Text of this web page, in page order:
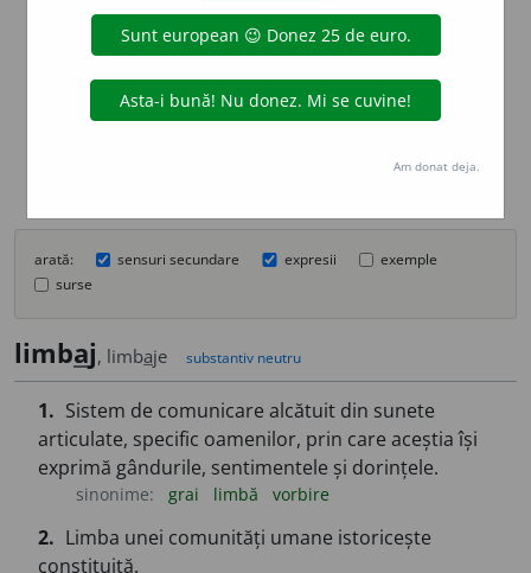
info
Aceste definiții sunt compilate de
echipa dexonline. Definițiile
originale se află pe filadefiniții.
Puteți reordona filele pe pagina de
arată: sensuri secundare expresii
exemple
surse
limbaj, limbaje substantiv neutru
1. Sistem de comunicare alcătuit din sunete
articulate, specific oamenilor, prin care aceștia își
exprimă gândurile, sentimentele și dorințele.
sinonime: grai limbă vorbire
2. Limba unei comunități umane istoricește
constituită.
Am donat deja.